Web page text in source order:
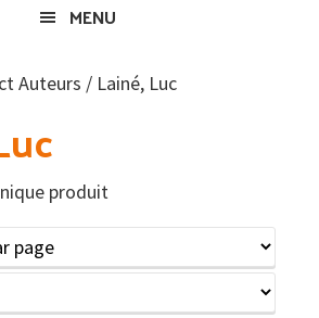
MENU
Auteurs / Lainé, Luc
produit